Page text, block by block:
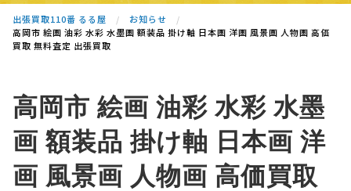
出張買取110番 るる屋
お知らせ
高岡市 絵画 油彩 水彩 水墨画 額装品 掛け軸 日本画 洋画 風景画 人物画 高価
買取 無料査定 出張買取
高岡市 絵画 油彩 水彩 水墨
画 額装品 掛け軸 日本画 洋
画 風景画 人物画 高価買取